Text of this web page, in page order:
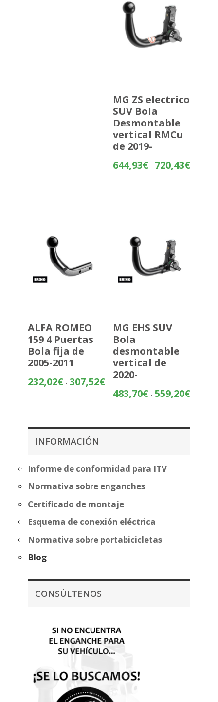
MG ZS electrico
SUV Bola
Desmontable
vertical RMCu
de 2019-
644,93€ - 720,43€Rango
ALFA ROMEO
159 4 Puertas
Bola fija de
2005-2011
232,02€ - 307,52€Rango
MG EHS SUV
Bola
desmontable
vertical de
2020-
483,70€ - 559,20€Rango
INFORMACIÓN
Informe de conformidad para ITV
Normativa sobre enganches
Certificado de montaje
Esquema de conexión eléctrica
Normativa sobre portabicicletas
Blog
CONSÚLTENOS